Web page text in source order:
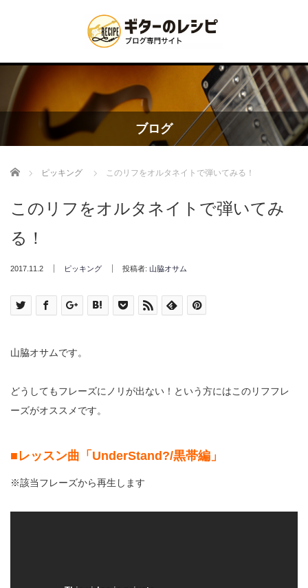
ブログ
Home ピッキング このリフをオルタネイトで弾いてみる！
このリフをオルタネイトで弾いてみ
る！
2017.11.2 ピッキング 投稿者: 山脇オサム
山脇オサムです。
どうしてもフレーズにノリが出ない！という方にはこのリフフレ
ーズがオススメです。
■レッスン曲「UnderStand?/黒帯編」
※該当フレーズから再生します